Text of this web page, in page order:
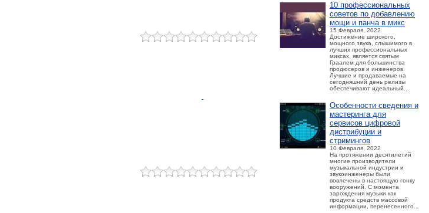
10 профессиональных
советов по добавлению
мощи и панча в микс
15 Февраля, 2022
Достижение широкого,
мощного звука, слышимого в
лучших профессиональных
миксах, является святым
Граалем для большинства
продюсеров и инженеров.
Лучшие и продаваемые на
сегодняшний день релизы
обеспечивают идеальный...
Особенности сведения и
мастеринга для
сервисов цифровой
дистрибуции и
стримингов
10 Февраля, 2022
На протяжении десятилетий
многие производители
музыкальной индустрии и
звукоинженеры были
вовлечены в настоящую гонку
вооружений. С момента
зарождения музыки как
продукта средств массовой
информации, перенесенного...